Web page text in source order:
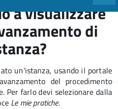
a visualizzare
di
un'istanza, usando il portale
del procedimento
Per farlo devi selezionare dalla
Le mie pratiche.